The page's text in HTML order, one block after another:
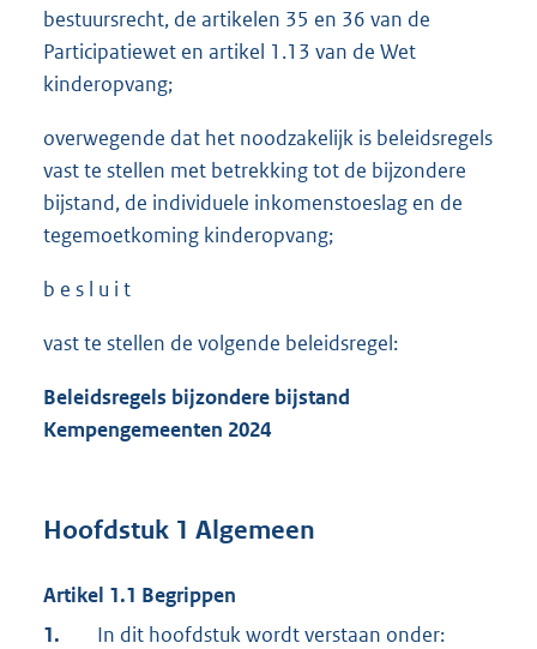
bestuursrecht, de artikelen 35 en 36 van de
Participatiewet en artikel 1.13 van de Wet
kinderopvang;
overwegende dat het noodzakelijk is beleidsregels
vast te stellen met betrekking tot de bijzondere
bijstand, de individuele inkomenstoeslag en de
tegemoetkoming kinderopvang;
b e s l u i t
vast te stellen de volgende beleidsregel:
Beleidsregels bijzondere bijstand
Kempengemeenten 2024
Hoofdstuk 1 Algemeen
Artikel 1.1 Begrippen
1.
In dit hoofdstuk wordt verstaan onder: